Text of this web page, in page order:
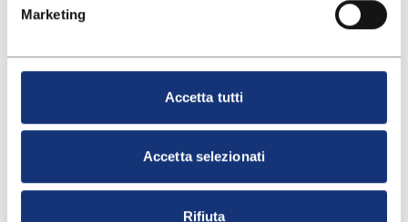
Marketing
Accetta tutti
Accetta selezionati
Rifiuta
ARTICOLI CORRELATI